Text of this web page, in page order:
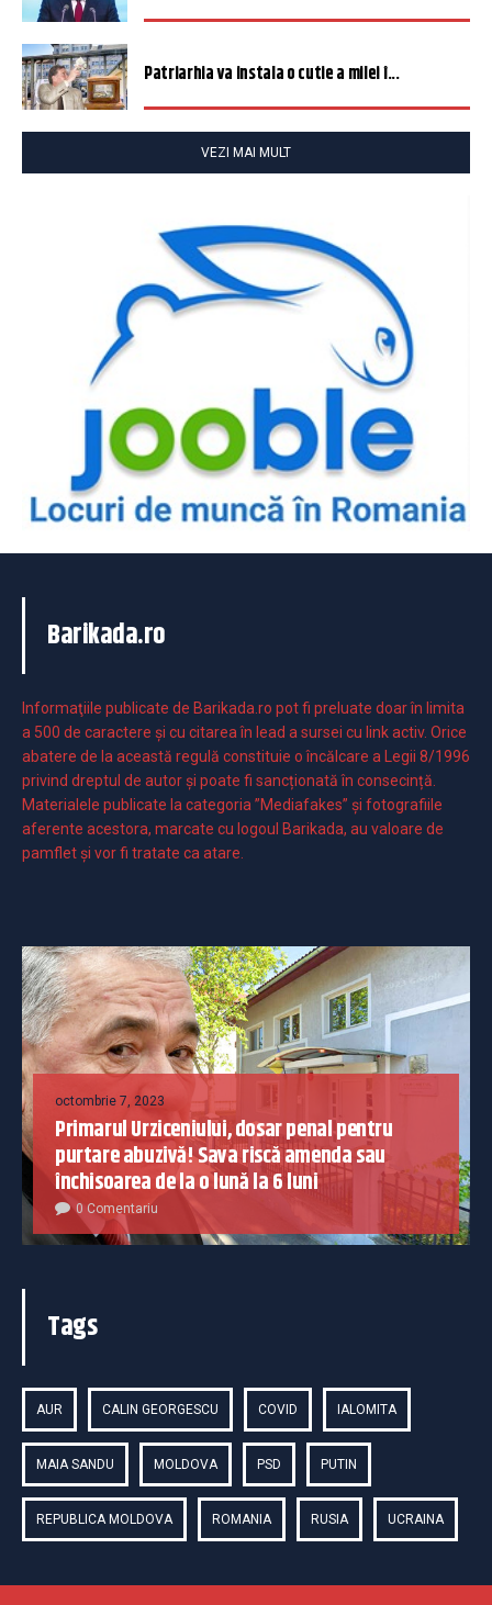
Patriarhia va instala o cutie a milei î...
VEZI MAI MULT
Barikada.ro
Informaţiile publicate de Barikada.ro pot fi preluate doar în limita
a 500 de caractere şi cu citarea în lead a sursei cu link activ. Orice
abatere de la această regulă constituie o încălcare a Legii 8/1996
privind dreptul de autor și poate fi sancționată în consecință.
Materialele publicate la categoria ”Mediafakes” și fotografiile
aferente acestora, marcate cu logoul Barikada, au valoare de
pamflet și vor fi tratate ca atare.
octombrie 7, 2023
Primarul Urziceniului, dosar penal pentru
purtare abuzivă! Sava riscă amenda sau
închisoarea de la o lună la 6 luni
0 Comentariu
Tags
AUR CALIN GEORGESCU COVID IALOMITA
MAIA SANDU MOLDOVA PSD PUTIN
REPUBLICA MOLDOVA ROMANIA RUSIA UCRAINA